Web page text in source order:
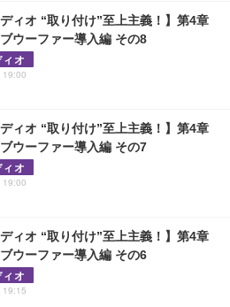
ディオ “取り付け”至上主義！】第4章
ウーファー導入編 その8
ィオ
19:00
ディオ “取り付け”至上主義！】第4章
ウーファー導入編 その7
ィオ
19:00
ディオ “取り付け”至上主義！】第4章
ウーファー導入編 その6
ィオ
19:15